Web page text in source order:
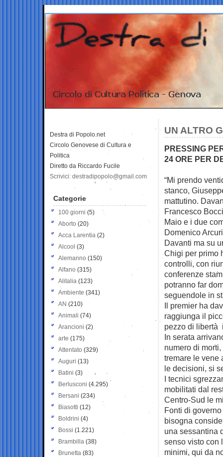
UN ALTRO
PRESSING
24 ORE PER
“Mi prendo
stanco,
mattutino.
Francesco
Maio e i due
Domenico
Davanti ma su
Chigi per primo
controlli, con
conferenze
potranno far
seguendole in
Il premier ha
raggiunga il
pezzo di libertà
In serata
numero di
tremare le vene
le decisioni, si
I tecnici
mobilitati dal
Centro-Sud le
Fonti di
bisogna
una sessantina
senso visto con
minimi, qui da
Destra di Popolo.net
Circolo Genovese di Cultura e
Politica
Diretto da Riccardo Fucile
Scrivici: destradipopolo@gmail.com
Categorie
100 giorni (5)
Aborto (20)
Acca Larentia (2)
Alcool (3)
Alemanno (150)
Alfano (315)
Alitalia (123)
Ambiente (341)
AN (210)
Animali (74)
Arancioni (2)
arte (175)
Attentato (329)
Auguri (13)
Batini (3)
Berlusconi (4.295)
Bersani (234)
Biasotti (12)
Boldrini (4)
Bossi (1.221)
Brambilla (38)
Brunetta (83)